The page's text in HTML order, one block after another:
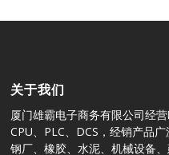
关于我们
厦门雄霸电子商务有限公司经
CPU、PLC、DCS，经销产品
钢厂、橡胶、水泥、机械设备、